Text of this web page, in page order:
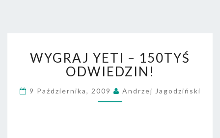
G
R
A
J
WYGRAJ YETI – 150TYŚ
ODWIEDZIN!
9 Października, 2009 Andrzej Jagodziński